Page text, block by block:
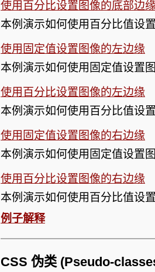
使用百分比设置图像的底部边
本例演示如何使用百分比值设
使用固定值设置图像的左边缘
本例演示如何使用固定值设置
使用百分比设置图像的左边缘
本例演示如何使用百分比值设
使用固定值设置图像的右边缘
本例演示如何使用固定值设置
使用百分比设置图像的右边缘
本例演示如何使用百分比值设
例子解释
CSS 伪类 (Pseudo-